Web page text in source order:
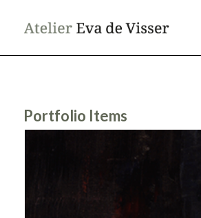
Portfolio Items